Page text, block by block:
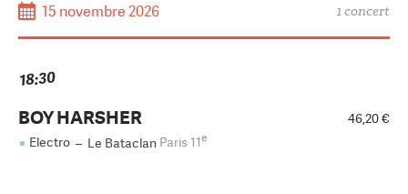
15 novembre 2026 1 concert
18:30
46,20 €
BOY HARSHER
Electro – Le Bataclan Paris 11e